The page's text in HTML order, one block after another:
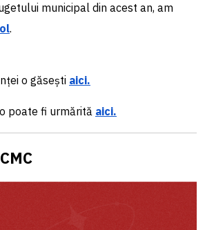
municipal din acest an, am
.
o găsești aici.
poate fi urmărită aici.